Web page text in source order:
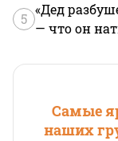
5
«Дед
— что он
Самые
наших